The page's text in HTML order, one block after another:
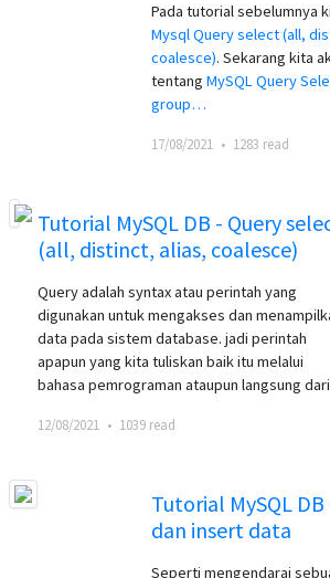
Pada tutorial sebelumnya
Mysql Query select (all,
coalesce). Sekarang kita
tentangMySQL Query
group…
17/08/2021 • 1283 read
Tutorial MySQL DB - Query
(all, distinct, alias, coalesce)
Query adalah syntax atau perintah yang
digunakan untuk mengakses dan
data pada sistem database. jadi perintah
apapun yang kita tuliskan baik itu melalui
bahasa pemrograman ataupun langsung
12/08/2021 • 1039 read
Tutorial MySQL
dan insert data
Seperti mengendarai